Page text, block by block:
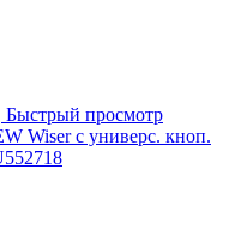
Быстрый просмотр
Wiser с универс. кноп.